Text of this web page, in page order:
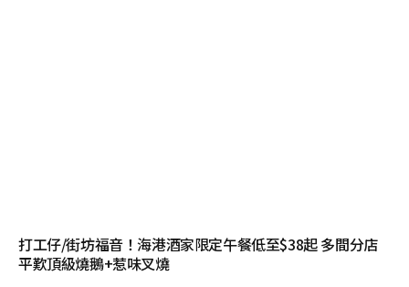
打工仔/街坊福音！海港酒家限定午餐低至$38起 多間分店
平歎頂級燒鵝+惹味叉燒